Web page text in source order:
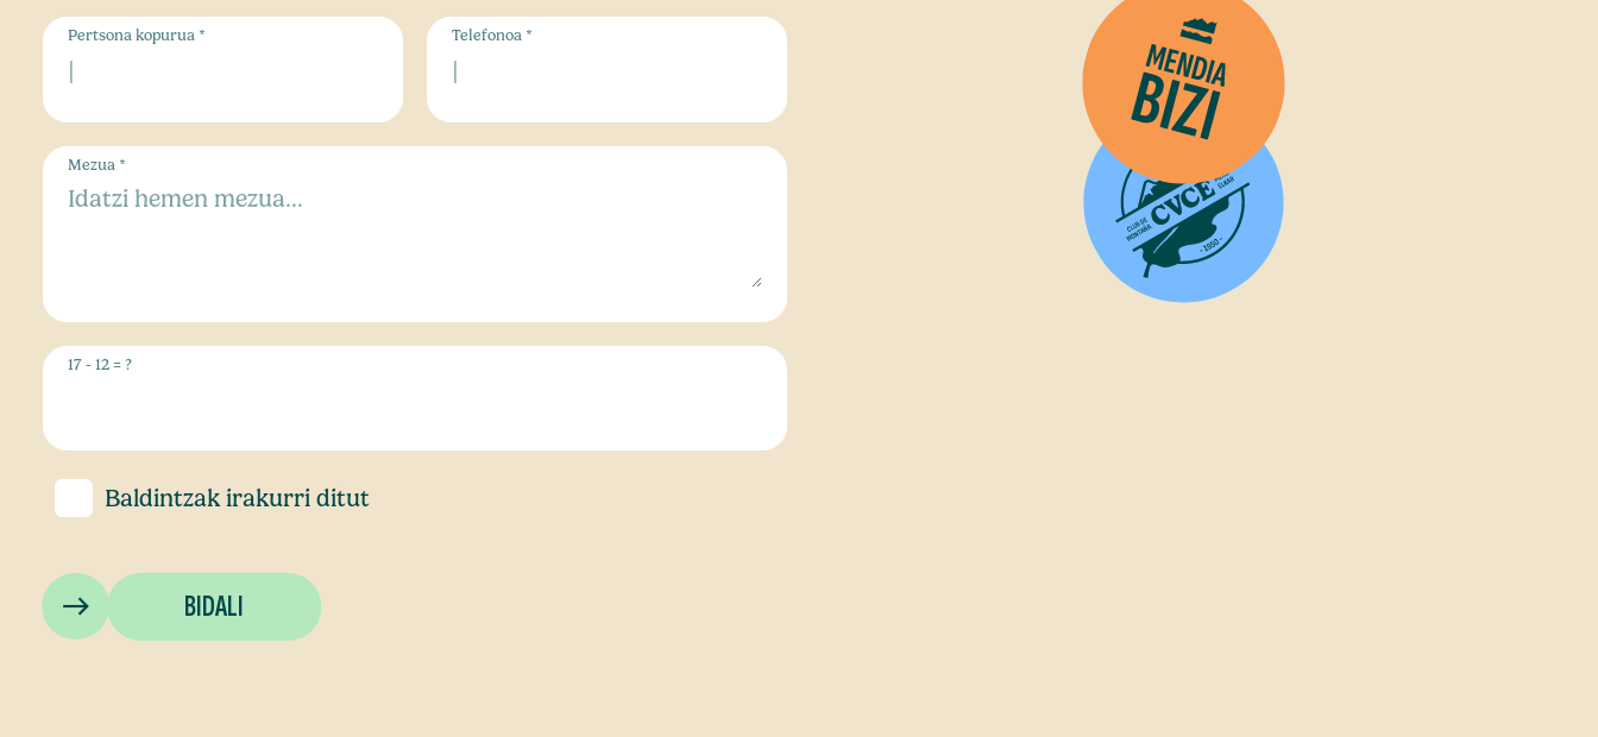
Pertsona kopurua * Telefonoa *
Mezua *
17 - 12 = ?
Baldintzakirakurri ditut
BIDALI